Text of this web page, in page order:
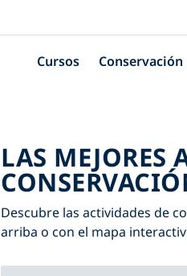
Cursos Conservación
LAS MEJORES
Descubre las actividades de
arriba o con el mapa